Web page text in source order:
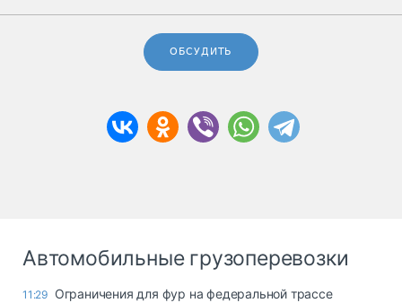
ОБСУДИТЬ
Автомобильные грузоперевозки
11:29 Ограничения для фур на федеральной трассе